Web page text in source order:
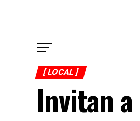
[ LOCAL ]
Invitan